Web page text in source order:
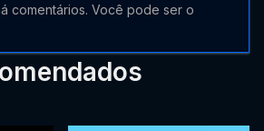
comentários. Você pode ser o